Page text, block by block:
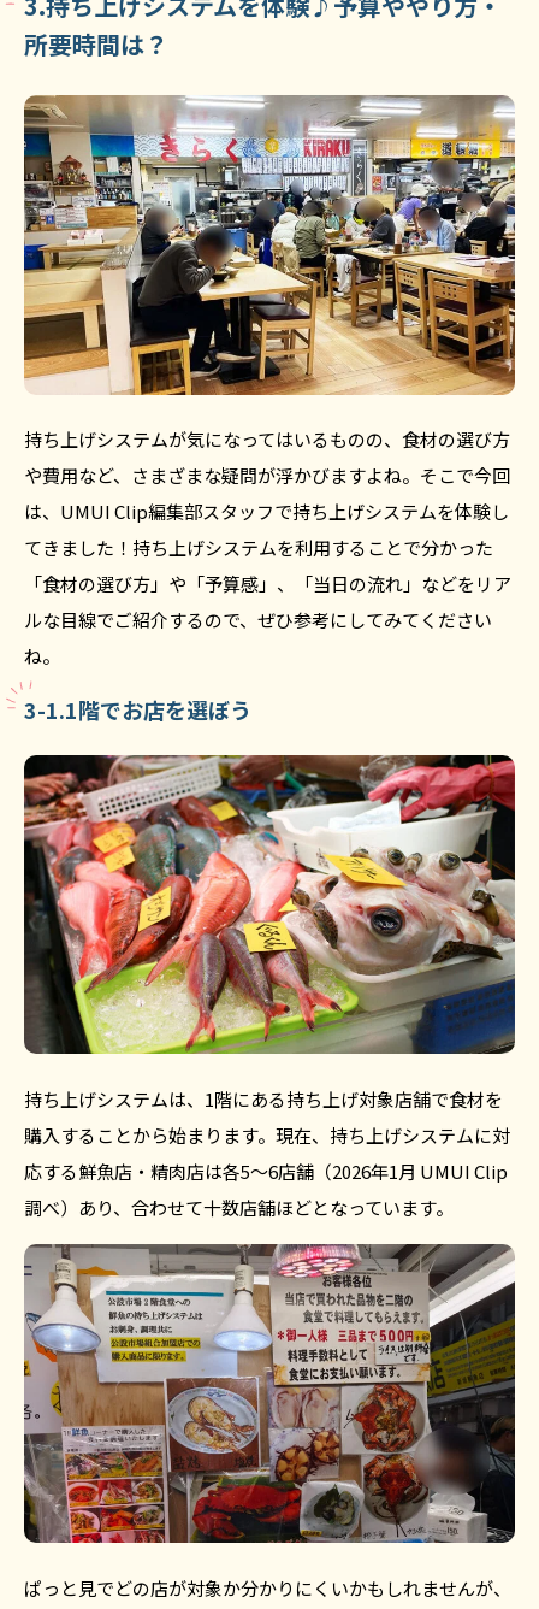
所要時間は？
持ち上げシステムが気になってはいるものの、食材の選び方
や費用など、さまざまな疑問が浮かびますよね。そこで今回
は、UMUI Clip編集部スタッフで持ち上げシステムを体験し
てきました！持ち上げシステムを利用することで分かった
「食材の選び方」や「予算感」、「当日の流れ」などをリア
ルな目線でご紹介するので、ぜひ参考にしてみてください
ね。
3-1.1階でお店を選ぼう
持ち上げシステムは、1階にある持ち上げ対象店舗で食材を
購入することから始まります。現在、持ち上げシステムに対
応する鮮魚店・精肉店は各5〜6店舗（2026年1月 UMUI Clip
調べ）あり、合わせて十数店舗ほどとなっています。
ぱっと見でどの店が対象か分かりにくいかもしれませんが、